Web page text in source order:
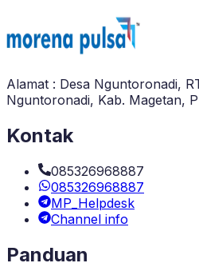
Alamat : Desa Nguntoronadi,
Nguntoronadi, Kab. Magetan,
Kontak
085326968887
085326968887
MP_Helpdesk
Channel info
Panduan